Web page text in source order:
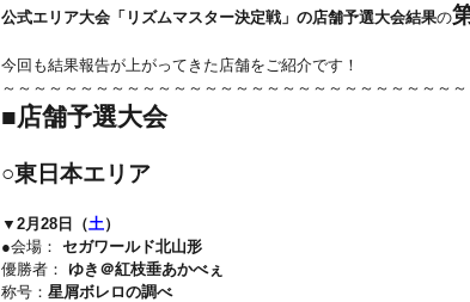
公式エリア大会「リズムマスター決定戦」の店舗予選大会結果の
今回も結果報告が上がってきた店舗をご紹介です！
～～～～～～～～～～～～～～～～～～～～～～～～～～～～～
■店舗予選大会
○東日本エリア
▼2月28日（土）
●会場： セガワールド北山形
優勝者： ゆき＠紅枝垂あかべぇ
称号： 星屑ボレロの調べ